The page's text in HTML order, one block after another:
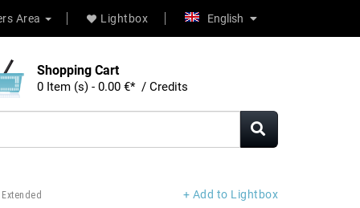
Area Lightbox English
Shopping Cart
0 Item (s) - 0.00 €* / Credits
+ Add to Lightbox